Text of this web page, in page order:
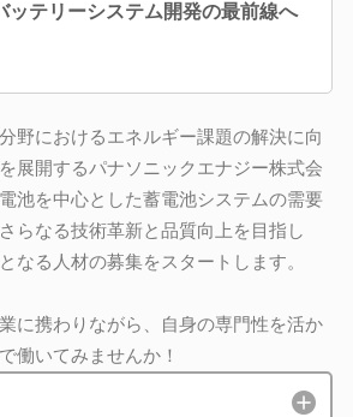
ッテリーシステム開発の最前線へ
野におけるエネルギー課題の解決に向
展開するパナソニックエナジー株式会
池を中心とした蓄電池システムの需要
らなる技術革新と品質向上を目指し
なる人材の募集をスタートします。
に携わりながら、自身の専門性を活か
働いてみませんか！